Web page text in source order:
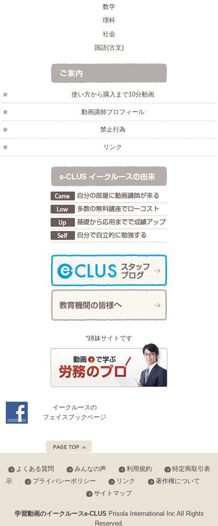
数学
理科
社会
国語(古文)
使い方から購入まで10分動画
動画講師プロフィール
禁止行為
リンク
*姉妹サイトです
イークルースの
フェイスブックページ
よくある質問 みんなの声 利用規約
特定商取引表
示
プライバシーポリシー リンク
著作権について
サイトマップ
学習動画のイークルースe-CLUS Prisola International Inc All Rights
Reserved.